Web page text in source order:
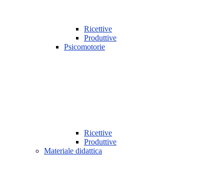
Ricettive
Produttive
Psicomotorie
Ricettive
Produttive
Materiale didattica